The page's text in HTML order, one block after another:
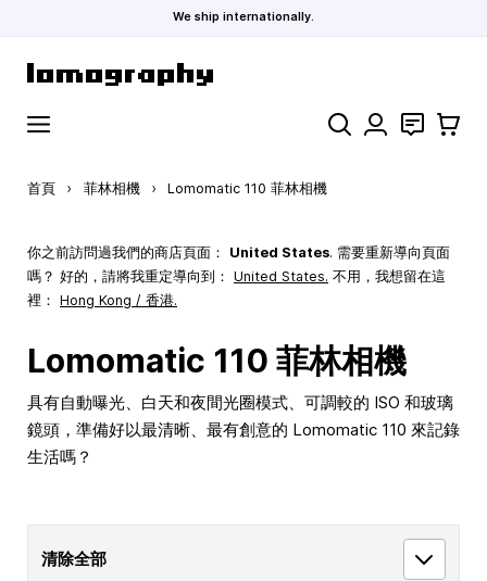
We ship internationally.
搜索 聯絡 購物車
首頁 › 菲林相機 › Lomomatic 110 菲林相機
你之前訪問過我們的商店頁面： United States. 需要重新導向頁面
嗎？ 好的，請將我重定導向到： United States. 不用，我想留在這
裡： Hong Kong / 香港.
Lomomatic 110 菲林相機
具有自動曝光、白天和夜間光圈模式、可調較的 ISO 和玻璃
鏡頭，準備好以最清晰、最有創意的 Lomomatic 110 來記錄
生活嗎？
清除全部